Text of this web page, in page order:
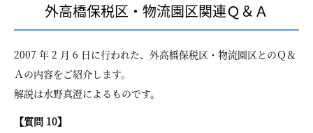
外高橋保税区・物流園区関連Ｑ＆Ａ
2007 年 2 月 6 日に行われた、外高橋保税区・物流園区とのＱ＆
Ａの内容をご紹介します。
解説は水野真澄によるものです。
【質問 10】